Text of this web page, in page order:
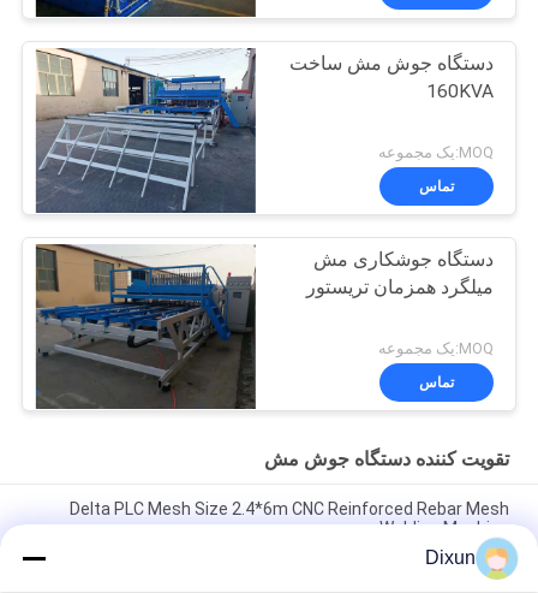
دستگاه جوش مش ساخت
160KVA
MOQ:یک مجموعه
تماس
دستگاه جوشکاری مش
میلگرد همزمان تریستور
MOQ:یک مجموعه
تماس
تقویت کننده دستگاه جوش مش
Delta PLC Mesh Size 2.4*6m CNC Reinforced Rebar Mesh
Welding Machine
Mesh Size 200*200mm Mesh Length 12m Concrete
Dixun